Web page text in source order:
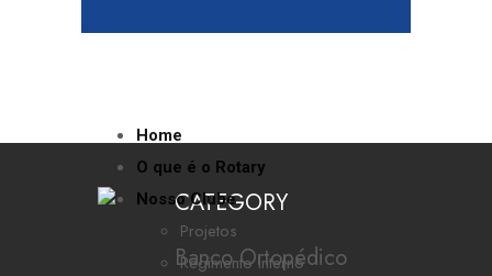
Home
O que é o Rotary
Nosso Clube
Projetos
Regimento Interno
CATEGORY
Banco Ortopédico